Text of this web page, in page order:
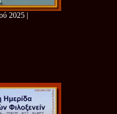
2025 |